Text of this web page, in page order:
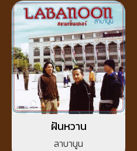
ฝันหวาน
ลาบานูน